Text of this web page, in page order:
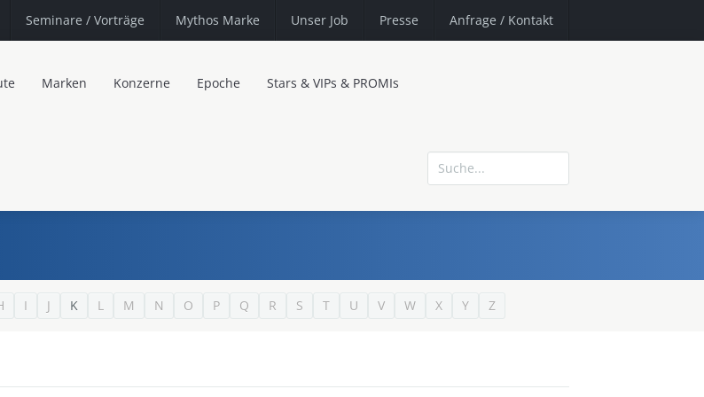
Seminare / Vorträge Mythos Marke Unser Job Presse Anfrage / Kontakt
Marken Konzerne Epoche Stars & VIPs & PROMIs
I J K L M N O P Q R S T U V W X Y Z